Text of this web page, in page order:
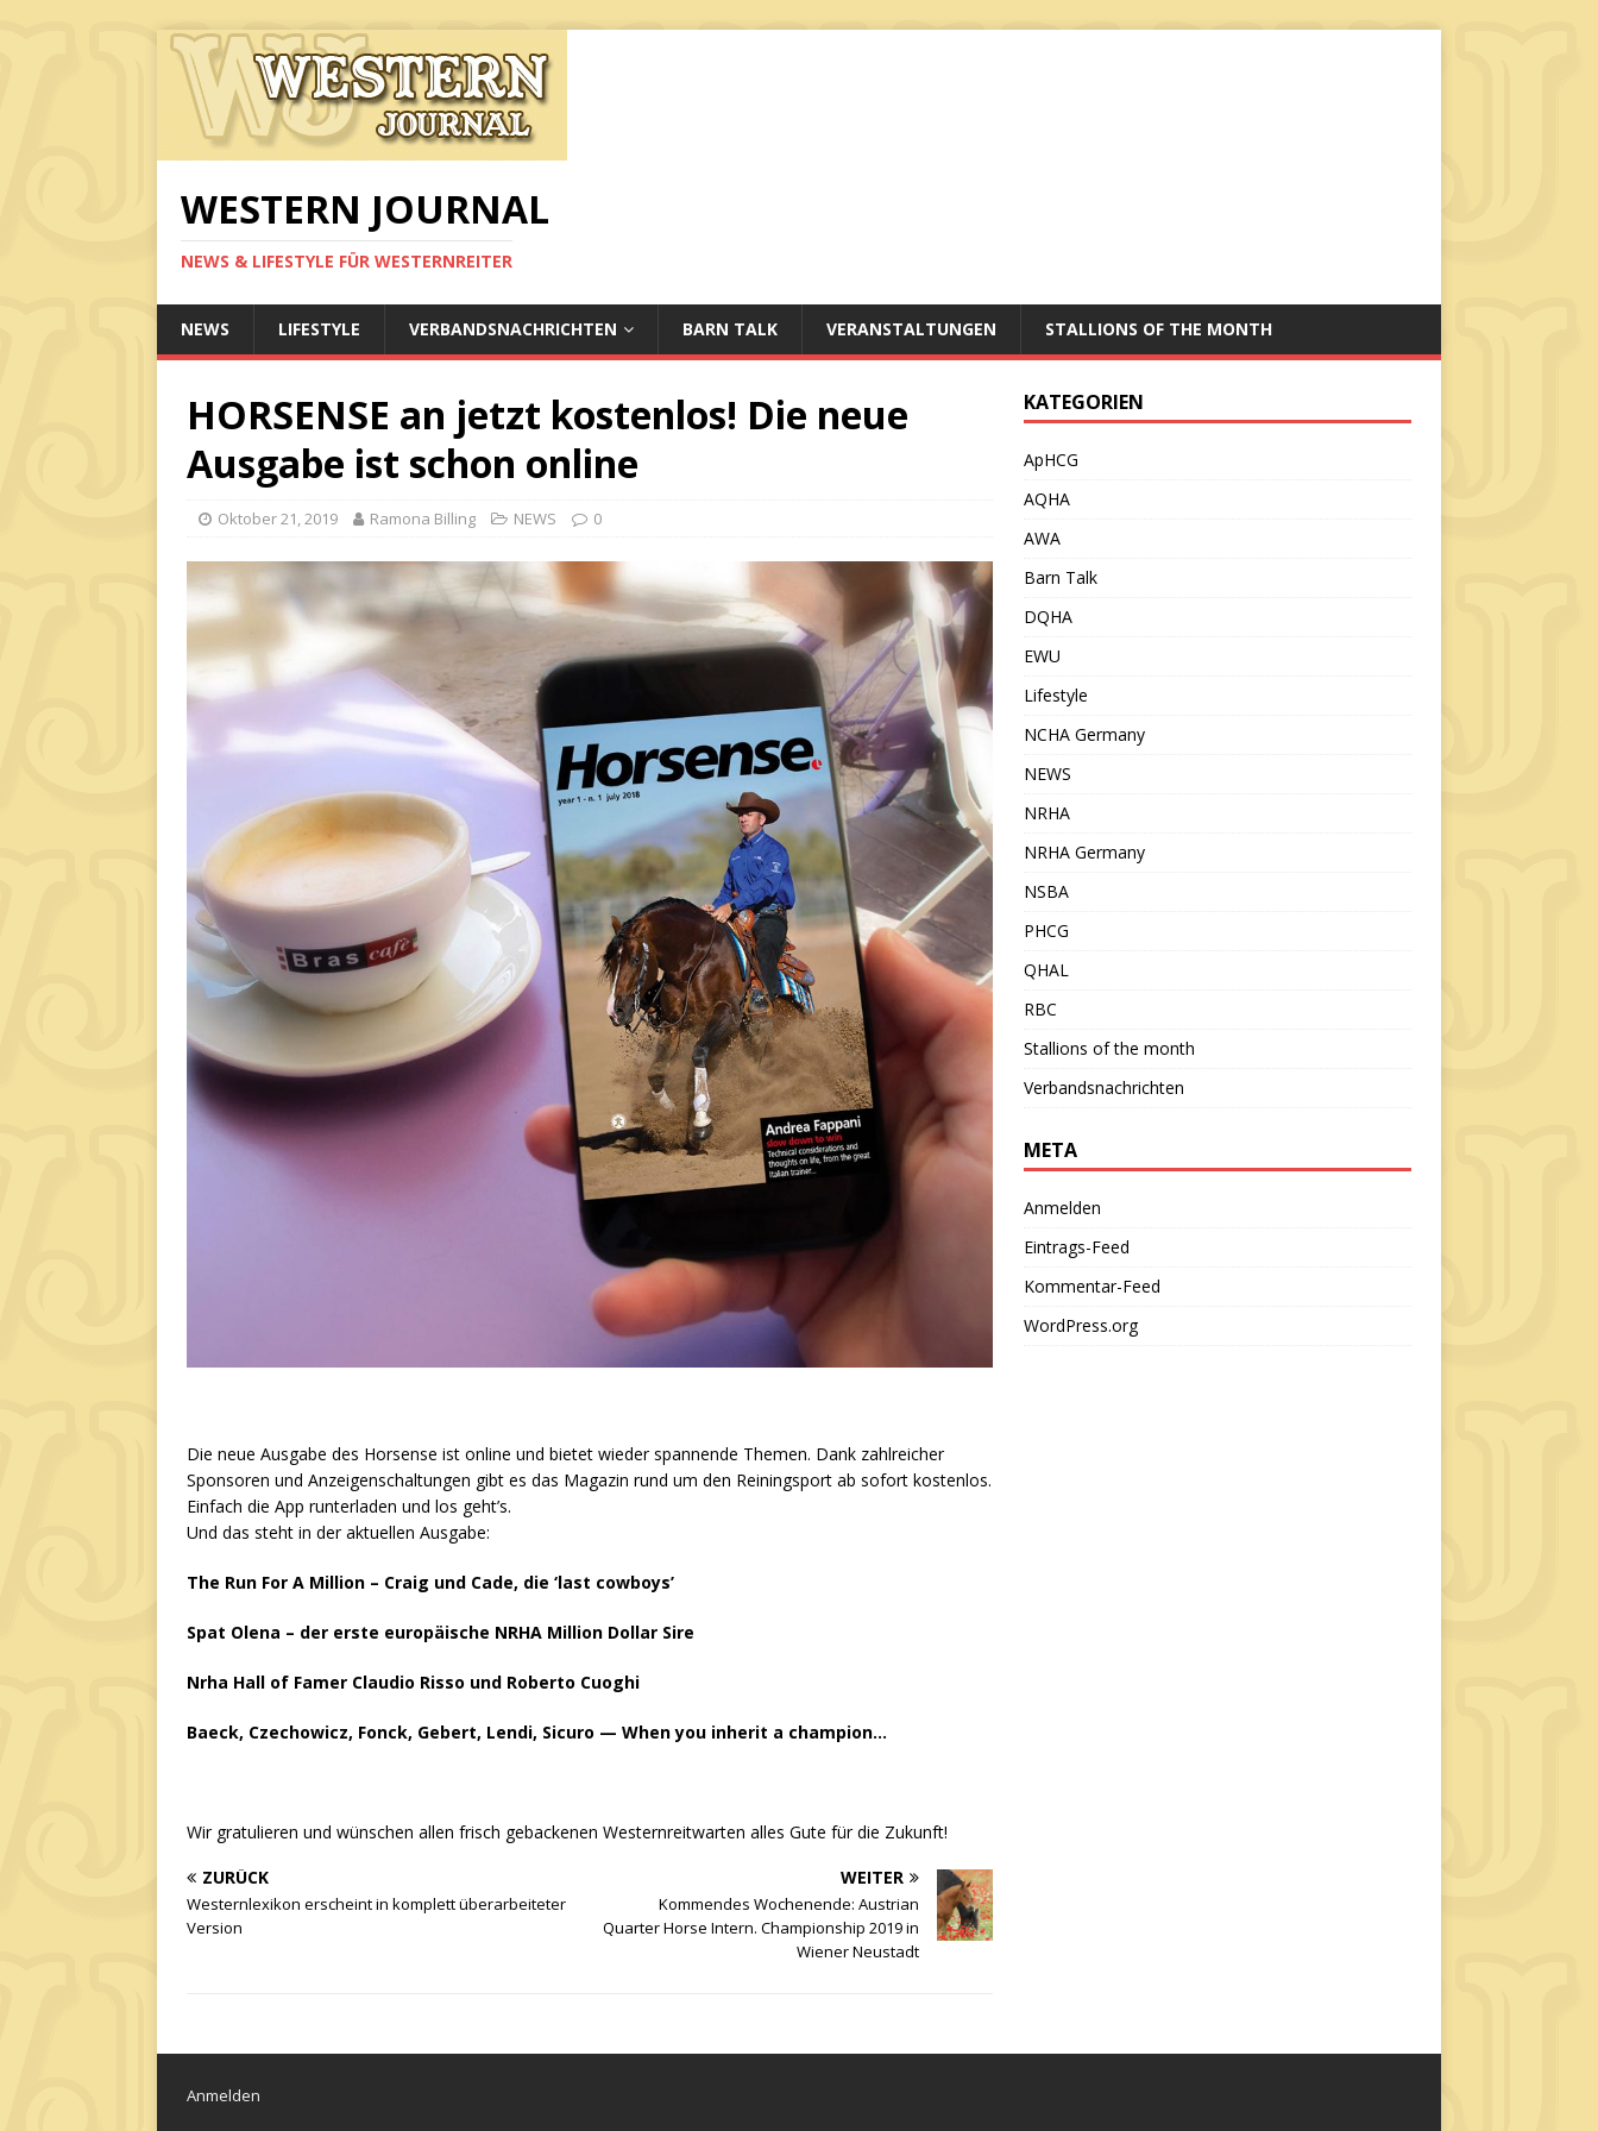
WESTERN JOURNAL
NEWS & LIFESTYLE FÜR WESTERNREITER
NEWS LIFESTYLE VERBANDSNACHRICHTEN BARN TALK VERANSTALTUNGEN STALLIONS OF THE MONTH
HORSENSE an jetzt kostenlos! Die neue
Ausgabe ist schon online
Oktober 21, 2019 Ramona Billing NEWS 0
Die neue Ausgabe des Horsense ist online und bietet wieder spannende Themen. Dank zahlreicher
Sponsoren und Anzeigenschaltungen gibt es das Magazin rund um den Reiningsport ab sofort kostenlos.
Einfach die App runterladen und los geht’s.
Und das steht in der aktuellen Ausgabe:
The Run For A Million – Craig und Cade, die ‘last cowboys’
Spat Olena – der erste europäische NRHA Million Dollar Sire
Nrha Hall of Famer Claudio Risso und Roberto Cuoghi
Baeck, Czechowicz, Fonck, Gebert, Lendi, Sicuro — When you inherit a champion…
Wir gratulieren und wünschen allen frisch gebackenen Westernreitwarten alles Gute für die Zukunft!
ZURÜCK
Westernlexikon erscheint in komplett überarbeiteter
Version
WEITER
Kommendes Wochenende: Austrian
Quarter Horse Intern. Championship 2019 in
Wiener Neustadt
KATEGORIEN
ApHCG
AQHA
AWA
Barn Talk
DQHA
EWU
Lifestyle
NCHA Germany
NEWS
NRHA
NRHA Germany
NSBA
PHCG
QHAL
RBC
Stallions of the month
Verbandsnachrichten
META
Anmelden
Eintrags-Feed
Kommentar-Feed
WordPress.org
Anmelden